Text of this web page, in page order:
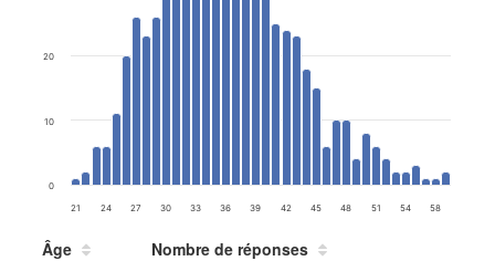
21 24 27 30 33 36 39 42 45 48 51 54 58
0
10
20
Âge
Nombre de réponses